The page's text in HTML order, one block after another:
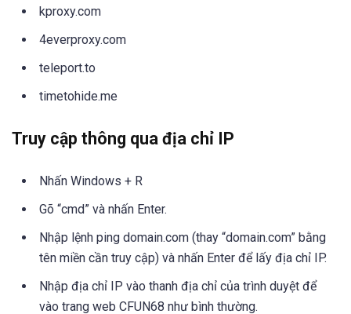
kproxy.com
4everproxy.com
teleport.to
timetohide.me
Truy cập thông qua địa chỉ IP
Nhấn Windows + R
Gõ “cmd” và nhấn Enter.
Nhập lệnh ping domain.com (thay “domain.com” bằng
tên miền cần truy cập) và nhấn Enter để lấy địa chỉ IP.
Nhập địa chỉ IP vào thanh địa chỉ của trình duyệt để
vào trang web CFUN68 như bình thường.